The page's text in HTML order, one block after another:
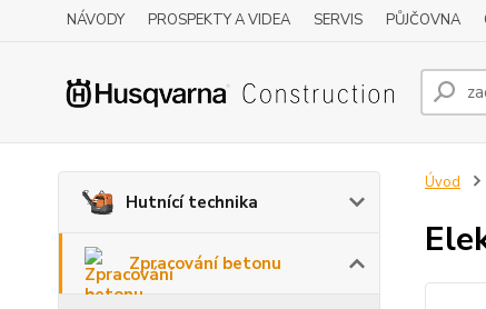
NÁVODY PROSPEKTY A VIDEA SERVIS PŮJČOVNA
Hutnící technika
Zpracování betonu
Úvod